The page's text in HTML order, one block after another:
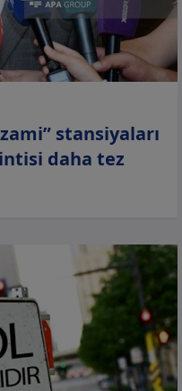
stansiyaları
daha tez